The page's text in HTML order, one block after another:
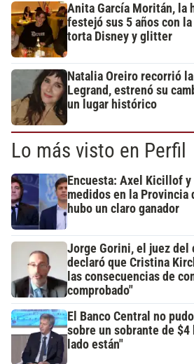
Anita García Moritán, la
festejó sus 5 años con
torta Disney y glitter
Natalia Oreiro recorrió
Legrand, estrenó su
un lugar histórico
Lo más visto en Perfil
Encuesta: Axel Kicillof
medidos en la Provincia
hubo un claro ganador
Jorge Gorini, el juez del
declaró que Cristina
las consecuencias de
comprobado"
El Banco Central no
sobre un sobrante de
lado están"